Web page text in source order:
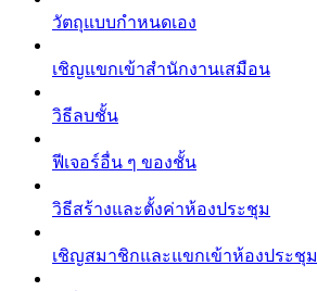
วัตถุแบบกำหนดเอง
เชิญแขกเข้าสำนักงานเสมือน
วิธีลบชั้น
ฟีเจอร์อื่น ๆ ของชั้น
วิธีสร้างและตั้งค่าห้องประชุม
เชิญสมาชิกและแขกเข้าห้องประชุม